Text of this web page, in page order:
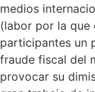
medios
(labor por la que
participantes un
fraude fiscal del
provocar su